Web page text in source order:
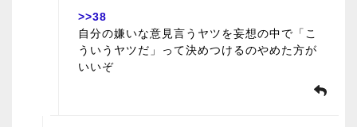
>>38
自分の嫌いな意見言うヤツを妄想の中で「こ
ういうヤツだ」って決めつけるのやめた方が
いいぞ